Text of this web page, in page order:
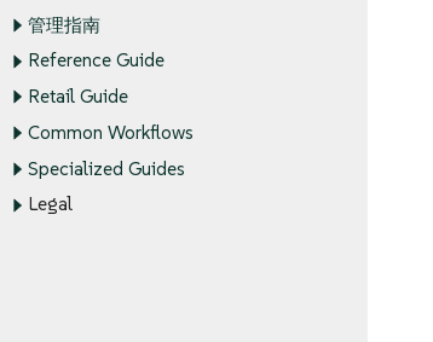
管理指南
Reference Guide
Retail Guide
Common Workflows
Specialized Guides
Legal